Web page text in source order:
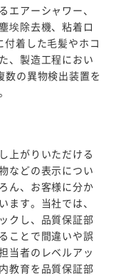
エアーシャワー、
埃除去機、粘着ロ
着した毛髪やホコ
、製造工程におい
数の異物検出装置を
上がりいただける
などの表示につい
ん、お客様に分か
ます。当社では、
クし、品質保証部
ことで間違いや誤
当者のレベルアッ
教育を品質保証部